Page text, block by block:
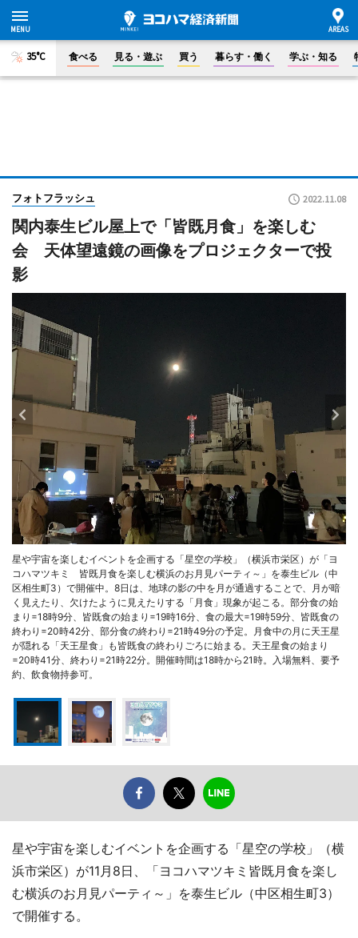
35°C 食べる 見る・遊ぶ 買う 暮らす・働く 学ぶ・知る
フォトフラッシュ 2022.11.08
関内泰生ビル屋上で「皆既月食」を楽しむ
会 天体望遠鏡の画像をプロジェクターで投
影
星や宇宙を楽しむイベントを企画する「星空の学校」（横浜市栄区）が「ヨ
コハマツキミ 皆既月食を楽しむ横浜のお月見パーティ～」を泰生ビル（中
区相生町3）で開催中。8日は、地球の影の中を月が通過することで、月が暗
く見えたり、欠けたように見えたりする「月食」現象が起こる。部分食の始
まり=18時9分、皆既食の始まり=19時16分、食の最大=19時59分、皆既食の
終わり=20時42分、部分食の終わり=21時49分の予定。月食中の月に天王星
が隠れる「天王星食」も皆既食の終わりごろに始まる。天王星食の始まり
=20時41分、終わり=21時22分。開催時間は18時から21時。入場無料、要予
約、飲食物持参可。
星や宇宙を楽しむイベントを企画する「星空の学校」（横
浜市栄区）が11月8日、「ヨコハマツキミ皆既月食を楽し
む横浜のお月見パーティ～」を泰生ビル（中区相生町3）
で開催する。